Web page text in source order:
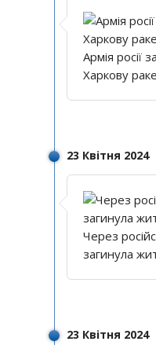
Армія росії
Харкову
23 Квітня 2024
Через
загинула
23 Квітня 2024